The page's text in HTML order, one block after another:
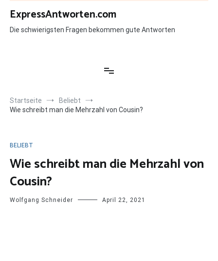
Zum
Inhalt
springen
ExpressAntworten.com
Die schwierigsten Fragen bekommen gute Antworten
Startseite
Beliebt
Wie schreibt man die Mehrzahl von Cousin?
BELIEBT
Wie schreibt man die Mehrzahl von
Cousin?
Wolfgang Schneider April 22, 2021